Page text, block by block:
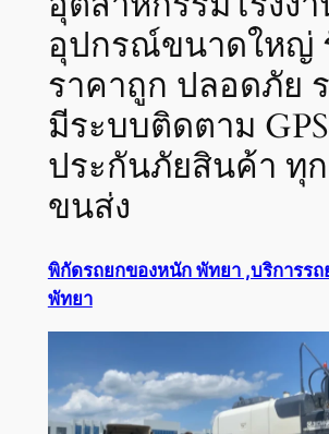
อุปกรณ์ขนาดใหญ่
ราคาถูก ปลอดภัย
มีระบบติดตาม
ประกันภัยสินค้า ทุ
ขนส่ง
พิกัดรถยกของหนัก พัทยา ,บริการร
พัทยา